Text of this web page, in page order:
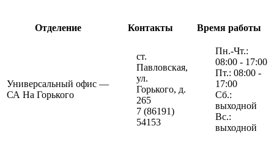
Отделение Контакты Время работы
Универсальный офис —
СА На Горького
ст.
Павловская,
ул.
Горького, д.
265
7 (86191)
54153
Пн.-Чт.:
08:00 - 17:00
Пт.: 08:00 -
17:00
Сб.:
выходной
Вс.:
выходной